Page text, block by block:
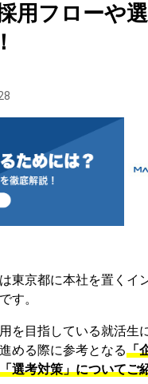
用フローや
東京都に本社を置くイ
す。
を目指している就活生
める際に参考となる「
選考対策」についてご